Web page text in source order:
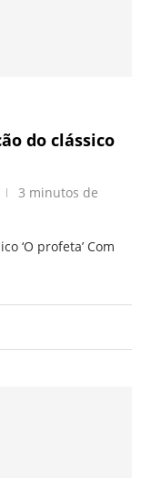
do clássico
3 minutos de
‘O profeta’ Com